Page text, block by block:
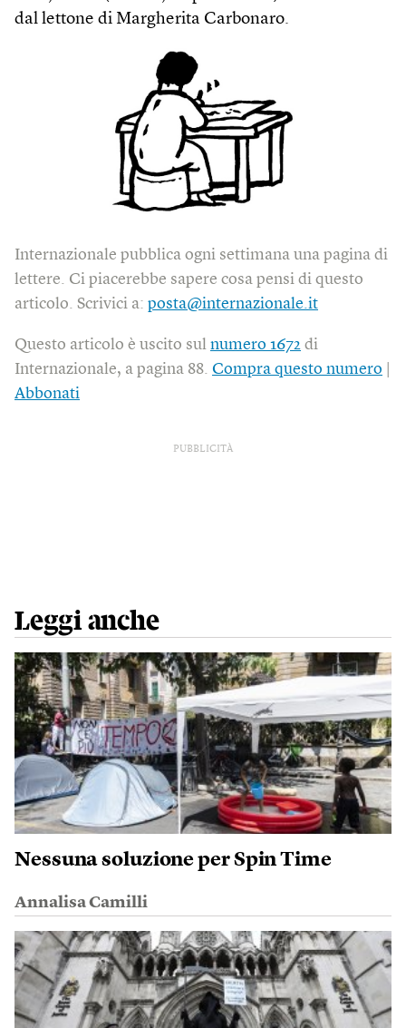
dal lettone di Margherita Carbonaro.
Internazionale pubblica ogni settimana una pagina di
lettere. Ci piacerebbe sapere cosa pensi di questo
articolo. Scrivici a: posta@internazionale.it
Questo articolo è uscito sul numero 1672 di
Internazionale, a pagina 88. Compra questo numero
Abbonati
PUBBLICITÀ
Leggi anche
Nessuna soluzione per Spin Time
Annalisa Camilli